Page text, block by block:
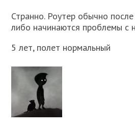
Странно. Роутер обычно
либо начинаются проблемы с
5 лет, полет нормальный